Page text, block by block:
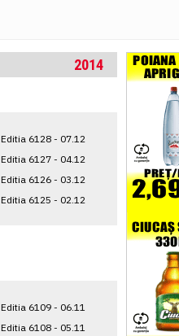
2014
Editia 6128 - 07.12
Editia 6127 - 04.12
Editia 6126 - 03.12
Editia 6125 - 02.12
Editia 6109 - 06.11
Editia 6108 - 05.11